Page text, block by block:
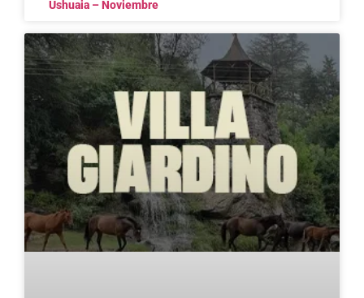
Ushuaia – Noviembre